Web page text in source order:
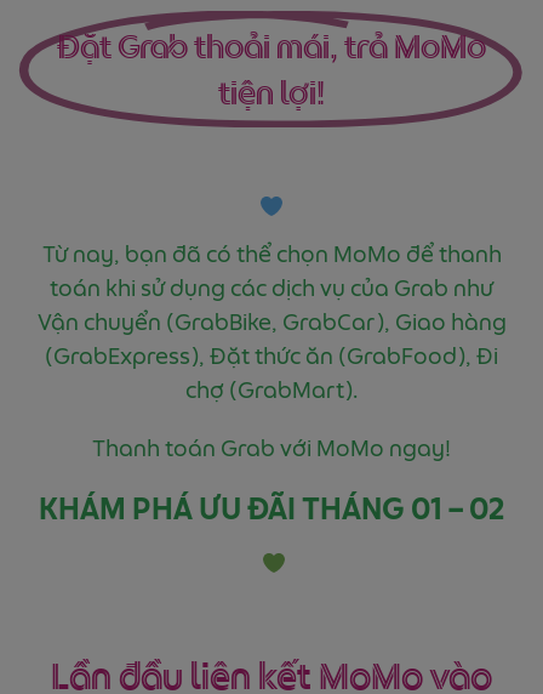
Đặt Grab thoải mái, trả MoMo
tiện lợi!
Từ nay, bạn đã có thể chọn MoMo để thanh
toán khi sử dụng các dịch vụ của Grab như
Vận chuyển (GrabBike, GrabCar), Giao hàng
(GrabExpress), Đặt thức ăn (GrabFood), Đi
chợ (GrabMart).
Thanh toán Grab với MoMo ngay!
KHÁM PHÁ ƯU ĐÃI THÁNG 01 – 02
Lần đầu liên kết MoMo vào